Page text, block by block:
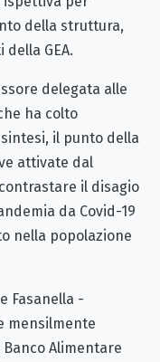
della struttura,
GEA.
delegata alle
ha colto
il punto della
attivate dal
il disagio
da Covid-19
nella popolazione
Fasanella -
mensilmente
Alimentare